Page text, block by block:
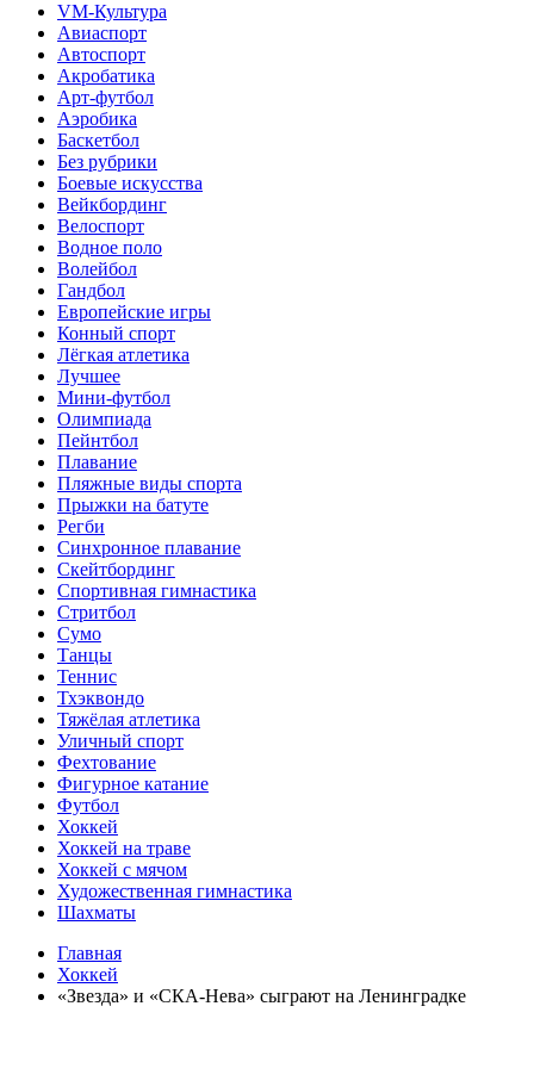
VM-Культура
Авиаспорт
Автоспорт
Акробатика
Арт-футбол
Аэробика
Баскетбол
Без рубрики
Боевые искусства
Вейкбординг
Велоспорт
Водное поло
Волейбол
Гандбол
Европейские игры
Конный спорт
Лёгкая атлетика
Лучшее
Мини-футбол
Олимпиада
Пейнтбол
Плавание
Пляжные виды спорта
Прыжки на батуте
Регби
Синхронное плавание
Скейтбординг
Спортивная гимнастика
Стритбол
Сумо
Танцы
Теннис
Тхэквондо
Тяжёлая атлетика
Уличный спорт
Фехтование
Фигурное катание
Футбол
Хоккей
Хоккей на траве
Хоккей с мячом
Художественная гимнастика
Шахматы
Главная
Хоккей
«Звезда» и «СКА-Нева» сыграют на Ленинградке